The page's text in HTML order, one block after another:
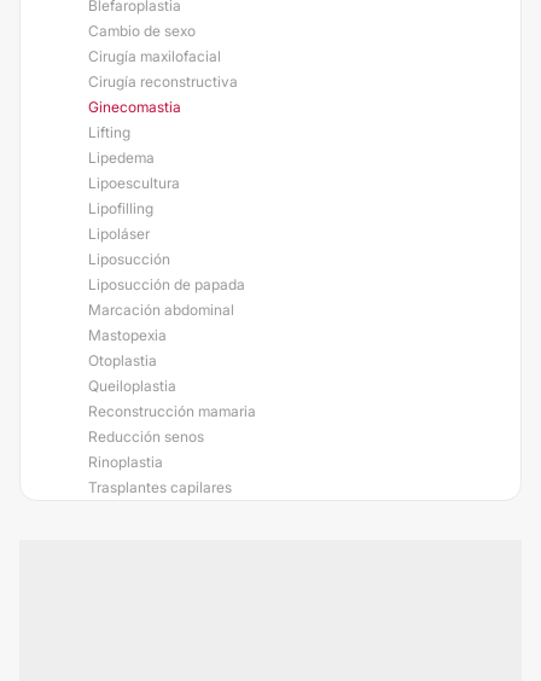
Blefaroplastia
Cambio de sexo
Cirugía maxilofacial
Cirugía reconstructiva
Ginecomastia
Lifting
Lipedema
Lipoescultura
Lipofilling
Lipoláser
Liposucción
Liposucción de papada
Marcación abdominal
Mastopexia
Otoplastia
Queiloplastia
Reconstrucción mamaria
Reducción senos
Rinoplastia
Trasplantes capilares